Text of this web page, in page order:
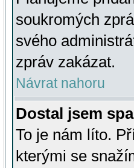
soukromých
svého
zpráv zakázat.
Návrat nahoru
Dostal jsem
To je nám líto.
kterými se